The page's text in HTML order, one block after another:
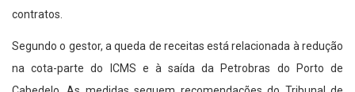
contratos.
Segundo o gestor, a queda de receitas está relacionada à redução
na cota-parte do ICMS e à saída da Petrobras do Porto de